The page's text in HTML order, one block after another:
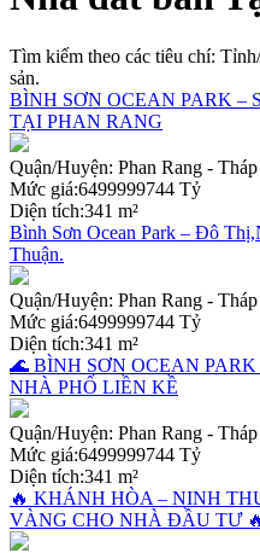
Tìm kiếm theo các tiêu chí:
sản.
BÌNH SƠN OCEAN PARK –
TẠI PHAN RANG
Quận/Huyện: Phan Rang -
Mức giá:6499999744 Tỷ
Diện tích:341 m²
Bình Sơn Ocean Park – Đô
Thuận.
Quận/Huyện: Phan Rang -
Mức giá:6499999744 Tỷ
Diện tích:341 m²
🌊 BÌNH SƠN OCEAN
NHÀ PHỐ LIỀN KỀ
Quận/Huyện: Phan Rang -
Mức giá:6499999744 Tỷ
Diện tích:341 m²
🔥 KHÁNH HÒA – NINH
VÀNG CHO NHÀ ĐẦU TƯ